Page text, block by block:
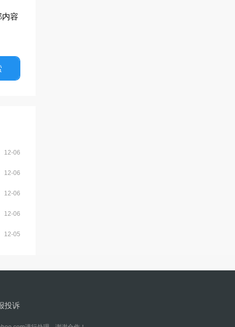
内容
12-06
12-06
12-06
12-06
12-05
投诉